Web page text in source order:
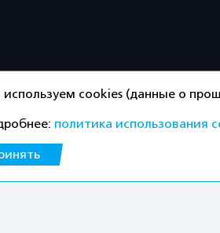
дом «Кама» 2026 / Все права
cookies (данные о
политика использования